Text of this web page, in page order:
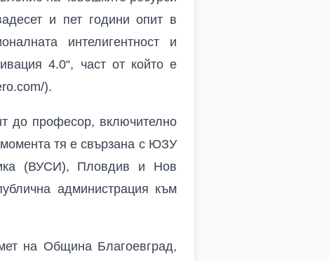
и пет години опит в
интелигентност и
4.0“, част от който е
).
до професор, включително
тя е свързана с ЮЗУ
(ВУСИ), Пловдив и Нов
администрация към
на Община Благоевград,